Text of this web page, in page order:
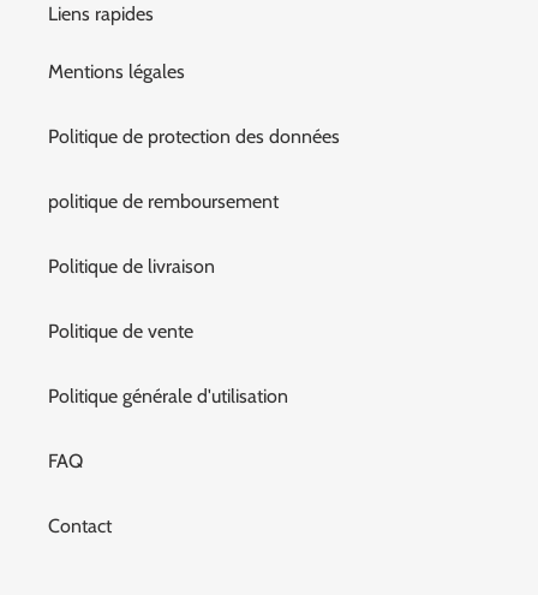
Liens rapides
Mentions légales
Politique de protection des données
politique de remboursement
Politique de livraison
Politique de vente
Politique générale d'utilisation
FAQ
Contact